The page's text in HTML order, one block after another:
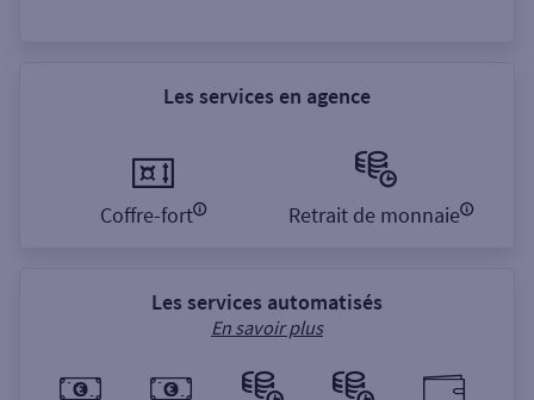
Les services en agence
Coffre-fort Retrait de monnaie
Les services automatisés
En savoir plus